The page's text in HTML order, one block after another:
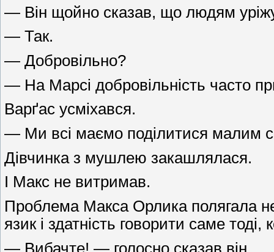
— Він щойно сказав, що людям
— Так.
— Добровільно?
— На Марсі добровільність часто
Варґас усміхався.
— Ми всі маємо поділитися малим
Дівчинка з мушлею закашлялася.
І Макс не витримав.
Проблема Макса Орлика полягала
язик і здатність говорити саме
— Вибачте! — голосно сказав він.